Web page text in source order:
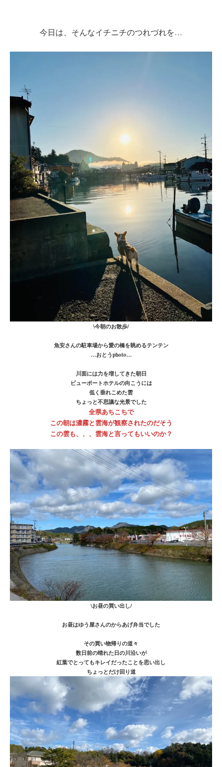
今日は、そんなイチニチのつれづれを…
\今朝のお散歩/
魚安さんの駐車場から愛の橋を眺めるテンテン
…おとうphoto…
川面には力を増してきた朝日
ビューポートホテルの向こうには
低く垂れこめた雲
ちょっと不思議な光景でした
全県あちこちで
この朝は濃霧と雲海が観察されたのだそう
この雲も、、、雲海と言ってもいいのか？
\お昼の買い出し/
お昼はゆう屋さんのからあげ弁当でした
その買い物帰りの道々
数日前の晴れた日の川沿いが
紅葉でとってもキレイだったことを思い出し
ちょっとだけ回り道